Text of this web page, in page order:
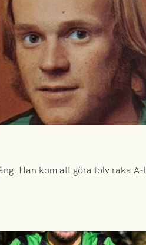
Han kom att göra tolv raka